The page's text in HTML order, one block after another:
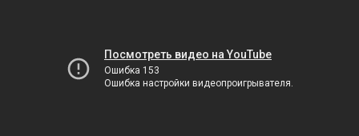
Посмотреть видео на YouTube
Ошибка 153
Ошибка настройки видеопроигрывателя.